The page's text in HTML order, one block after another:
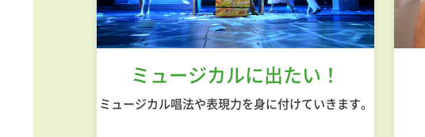
ミュージカルに出たい！
ミュージカル唱法や表現力を身に付けていきます。